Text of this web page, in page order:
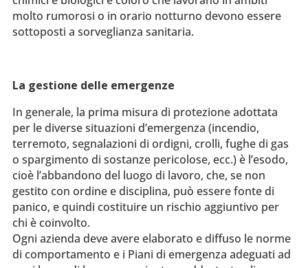
molto rumorosi o in orario notturno devono essere
sottoposti a sorveglianza sanitaria.
La gestione delle emergenze
In generale, la prima misura di protezione adottata
per le diverse situazioni d’emergenza (incendio,
terremoto, segnalazioni di ordigni, crolli, fughe di gas
o spargimento di sostanze pericolose, ecc.) è l’esodo,
cioè l’abbandono del luogo di lavoro, che, se non
gestito con ordine e disciplina, può essere fonte di
panico, e quindi costituire un rischio aggiuntivo per
chi è coinvolto.
Ogni azienda deve avere elaborato e diffuso le norme
di comportamento e i Piani di emergenza adeguati ad